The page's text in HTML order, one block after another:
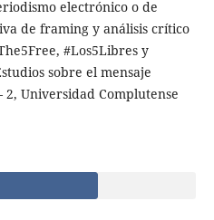
electrónico o de
de framing y análisis crítico
#Los5Libres y
sobre el mensaje
Universidad Complutense